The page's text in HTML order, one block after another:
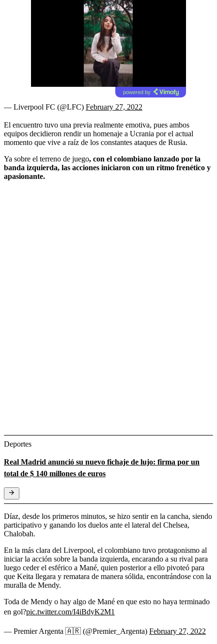
powered by
— Liverpool FC (@LFC) February 27, 2022
El encuentro tuvo una previa realmente emotiva, pues ambos
equipos decidieron rendir un homenaje a Ucrania por el actual
momento que vive a raíz de los constantes ataques de Rusia.
Ya sobre el terreno de juego, con el colombiano lanzado por la
banda izquierda, las acciones iniciaron con un ritmo frenético y
apasionante.
Deportes
Real Madrid anunció su nuevo fichaje de lujo: firma por un
total de $ 140 millones de euros
Díaz, desde los primeros minutos, se hizo sentir en la cancha, siendo
participativo y ganando los duelos ante el lateral del Chelsea,
Chalobah.
En la más clara del Liverpool, el colombiano tuvo protagonismo al
iniciar la acción sobre la banda izquierda, encarando a su rival para
luego ceder el esférico a Mané, quien posterior a ello pivoteó para
que Keita llegara y rematara de manera sólida, encontrándose con la
muralla de Mendy.
Toda de Mendy o hay algo de Mané en que esto no haya terminado
en gol?pic.twitter.com/I4iBdyK2M1
— Premier Argenta 🇦🇷 (@Premier_Argenta) February 27, 2022